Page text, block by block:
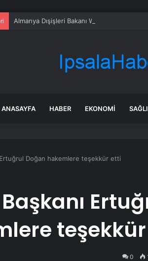
Almanya Dışişleri Bakanı Wadephul, 20 Yıl
ANASAYFA HABER EKONOMI
Doğan hakemlere teşekkür etti
0